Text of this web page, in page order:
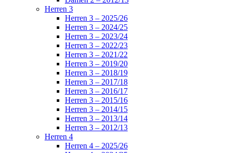
Herren 3
Herren 3 – 2025/26
Herren 3 – 2024/25
Herren 3 – 2023/24
Herren 3 – 2022/23
Herren 3 – 2021/22
Herren 3 – 2019/20
Herren 3 – 2018/19
Herren 3 – 2017/18
Herren 3 – 2016/17
Herren 3 – 2015/16
Herren 3 – 2014/15
Herren 3 – 2013/14
Herren 3 – 2012/13
Herren 4
Herren 4 – 2025/26